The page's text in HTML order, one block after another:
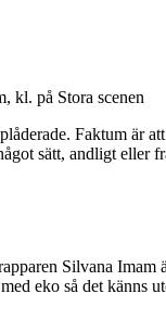
kl. på Stora scenen
Faktum
sätt, andligt
Silvana
eko så det